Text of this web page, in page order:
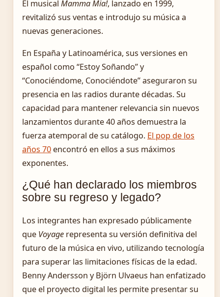
El musical Mamma Mia!, lanzado en 1999,
revitalizó sus ventas e introdujo su música a
nuevas generaciones.
En España y Latinoamérica, sus versiones en
español como “Estoy Soñando” y
“Conociéndome, Conociéndote” aseguraron su
presencia en las radios durante décadas. Su
capacidad para mantener relevancia sin nuevos
lanzamientos durante 40 años demuestra la
fuerza atemporal de su catálogo. El pop de los
años 70 encontró en ellos a sus máximos
exponentes.
¿Qué han declarado los miembros
sobre su regreso y legado?
Los integrantes han expresado públicamente
que Voyage representa su versión definitiva del
futuro de la música en vivo, utilizando tecnología
para superar las limitaciones físicas de la edad.
Benny Andersson y Björn Ulvaeus han enfatizado
que el proyecto digital les permite presentar su